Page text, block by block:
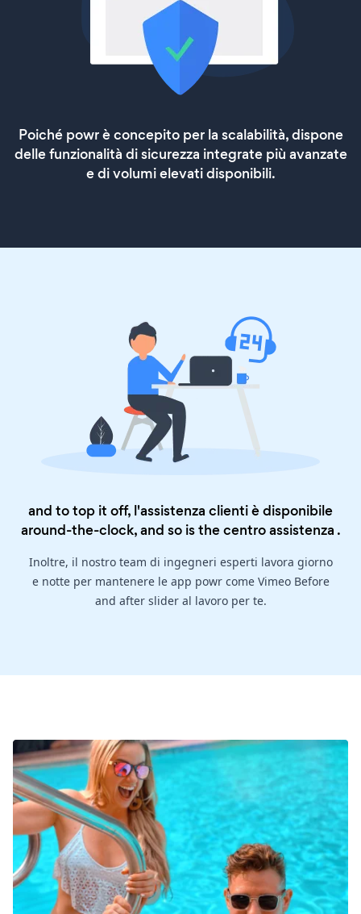
Poiché powr è concepito per la scalabilità, dispone
delle funzionalità di sicurezza integrate più avanzate
e di volumi elevati disponibili.
and to top it off, l'assistenza clienti è disponibile
around-the-clock, and so is thecentro assistenza .
Inoltre, il nostro team di ingegneri esperti lavora giorno
e notte per mantenere le app powr come Vimeo Before
and after slider al lavoro per te.